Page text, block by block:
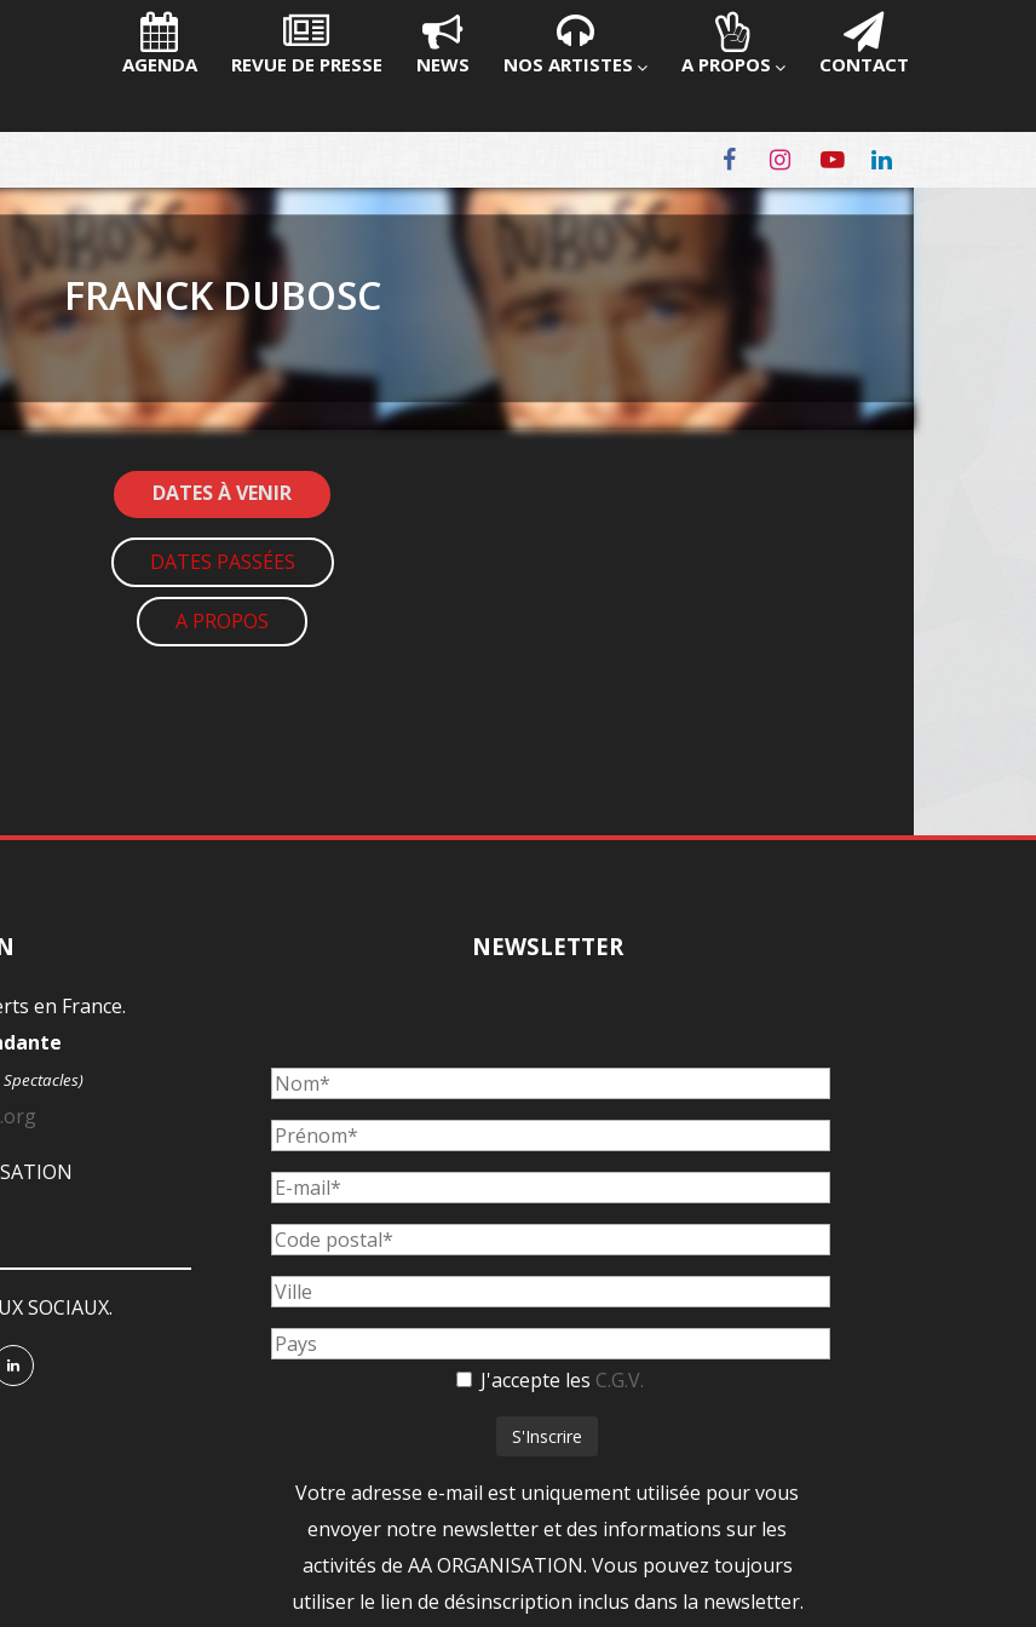
AGENDA REVUE DE PRESSE NEWS NOS ARTISTES A PROPOS CONTACT
FRANCK DUBOSC
DATES À VENIR
DATES PASSÉES
A PROPOS
en France.
SOCIAUX.
NEWSLETTER
J'accepte les C.G.V.
Votre adresse e-mail est uniquement utilisée pour vous
envoyer notre newsletter et des informations sur les
activités de AA ORGANISATION. Vous pouvez toujours
utiliser le lien de désinscription inclus dans la newsletter.